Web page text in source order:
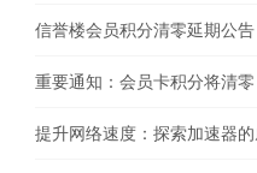
信誉楼会员积分清零延期公告
重要通知：会员卡积分将清零
提升网络速度：探索加速器的